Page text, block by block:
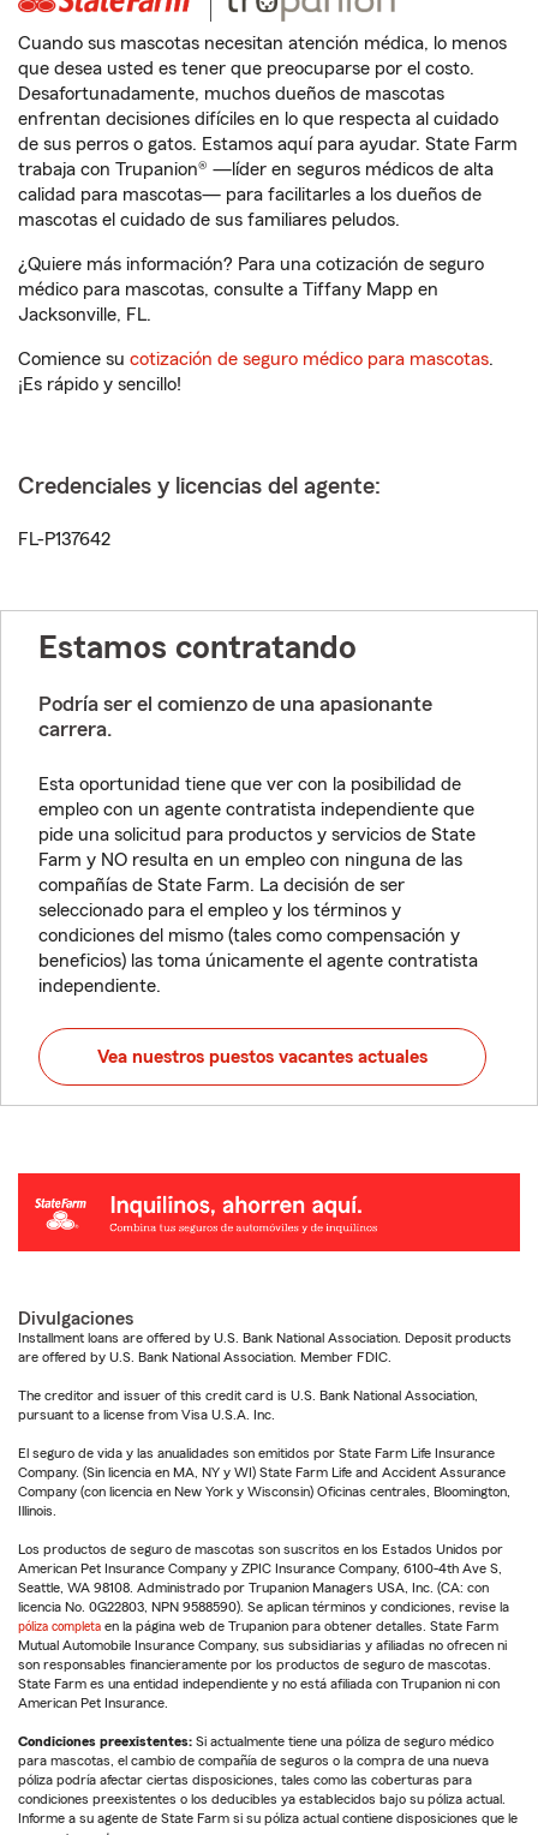
Cuando sus mascotas necesitan atención médica, lo menos
que desea usted es tener que preocuparse por el costo.
Desafortunadamente, muchos dueños de mascotas
enfrentan decisiones difíciles en lo que respecta al cuidado
de sus perros o gatos. Estamos aquí para ayudar. State Farm
trabaja con Trupanion® —líder en seguros médicos de alta
calidad para mascotas— para facilitarles a los dueños de
mascotas el cuidado de sus familiares peludos.
¿Quiere más información? Para una cotización de seguro
médico para mascotas, consulte a Tiffany Mapp en
Jacksonville, FL.
Comience su cotización de seguro médico para mascotas.
¡Es rápido y sencillo!
Credenciales y licencias del agente:
FL-P137642
Estamos contratando
Podría ser el comienzo de una apasionante
carrera.
Esta oportunidad tiene que ver con la posibilidad de
empleo con un agente contratista independiente que
pide una solicitud para productos y servicios de State
Farm y NO resulta en un empleo con ninguna de las
compañías de State Farm. La decisión de ser
seleccionado para el empleo y los términos y
condiciones del mismo (tales como compensación y
beneficios) las toma únicamente el agente contratista
independiente.
Vea nuestros puestos vacantes actuales
Divulgaciones
Installment loans are offered by U.S. Bank National Association. Deposit products
are offered by U.S. Bank National Association. Member FDIC.
The creditor and issuer of this credit card is U.S. Bank National Association,
pursuant to a license from Visa U.S.A. Inc.
El seguro de vida y las anualidades son emitidos por State Farm Life Insurance
Company. (Sin licencia en MA, NY y WI) State Farm Life and Accident Assurance
Company (con licencia en New York y Wisconsin) Oficinas centrales, Bloomington,
Illinois.
Los productos de seguro de mascotas son suscritos en los Estados Unidos por
American Pet Insurance Company y ZPIC Insurance Company, 6100-4th Ave S,
Seattle, WA 98108. Administrado por Trupanion Managers USA, Inc. (CA: con
licencia No. 0G22803, NPN 9588590). Se aplican términos y condiciones, revise la
póliza completa en la página web de Trupanion para obtener detalles. State Farm
Mutual Automobile Insurance Company, sus subsidiarias y afiliadas no ofrecen ni
son responsables financieramente por los productos de seguro de mascotas.
State Farm es una entidad independiente y no está afiliada con Trupanion ni con
American Pet Insurance.
Condiciones preexistentes: Si actualmente tiene una póliza de seguro médico
para mascotas, el cambio de compañía de seguros o la compra de una nueva
póliza podría afectar ciertas disposiciones, tales como las coberturas para
condiciones preexistentes o los deducibles ya establecidos bajo su póliza actual.
Informe a su agente de State Farm si su póliza actual contiene disposiciones que le